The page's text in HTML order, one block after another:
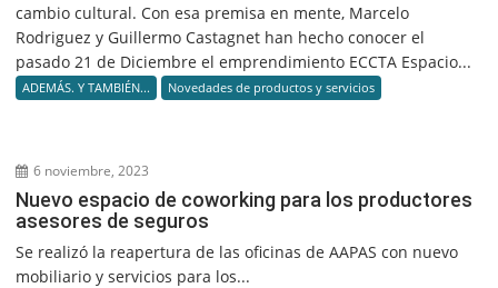
cambio cultural. Con esa premisa en mente, Marcelo
Rodriguez y Guillermo Castagnet han hecho conocer el
pasado 21 de Diciembre el emprendimiento ECCTA Espacio...
ADEMÁS. Y TAMBIÉN... Novedades de productos y servicios
6 noviembre, 2023
Nuevo espacio de coworking para los productores
asesores de seguros
Se realizó la reapertura de las oficinas de AAPAS con nuevo
mobiliario y servicios para los...